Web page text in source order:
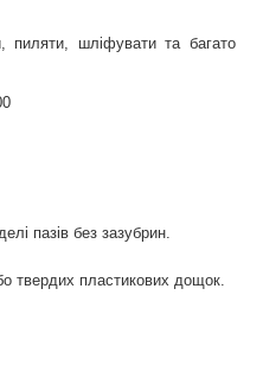
пиляти, шліфувати та багато
пазів без зазубрин.
твердих пластикових дощок.